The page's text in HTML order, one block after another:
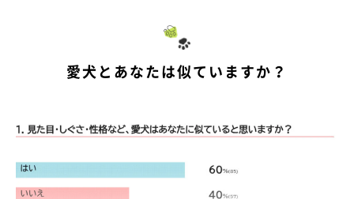
愛犬とあなたは似ていますか？